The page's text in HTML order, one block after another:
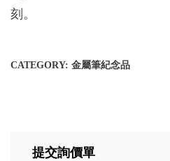
刻。
CATEGORY: 金屬筆紀念品
提交詢價單